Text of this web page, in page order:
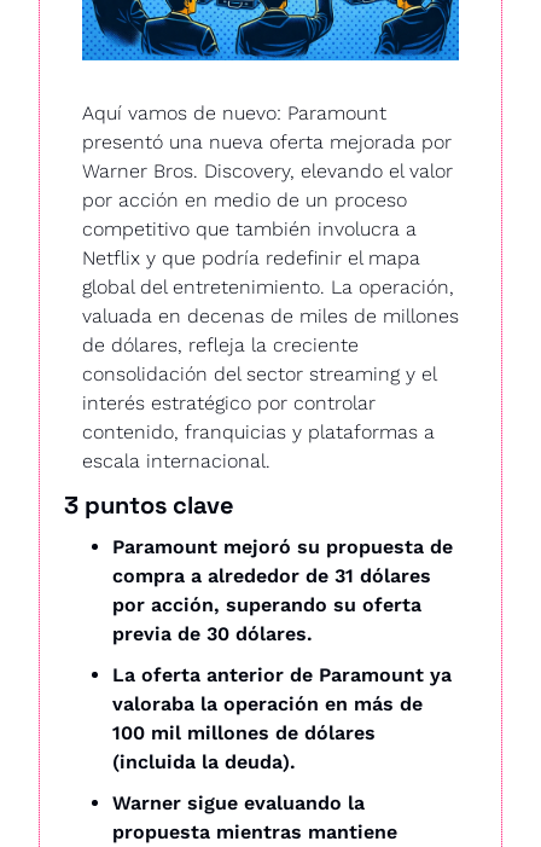
Aquí vamos de nuevo: Paramount
presentó una nueva oferta mejorada por
Warner Bros. Discovery, elevando el valor
por acción en medio de un proceso
competitivo que también involucra a
Netflix y que podría redefinir el mapa
global del entretenimiento. La operación,
valuada en decenas de miles de millones
de dólares, refleja la creciente
consolidación del sector streaming y el
interés estratégico por controlar
contenido, franquicias y plataformas a
escala internacional.
3 puntos clave
Paramount mejoró su propuesta de
compra a alrededor de 31 dólares
por acción, superando su oferta
previa de 30 dólares.
La oferta anterior de Paramount ya
valoraba la operación en más de
100 mil millones de dólares
(incluida la deuda).
Warner sigue evaluando la
propuesta mientras mantiene